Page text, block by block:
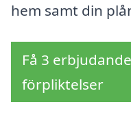
hem samt din
Få 3
förpliktelser